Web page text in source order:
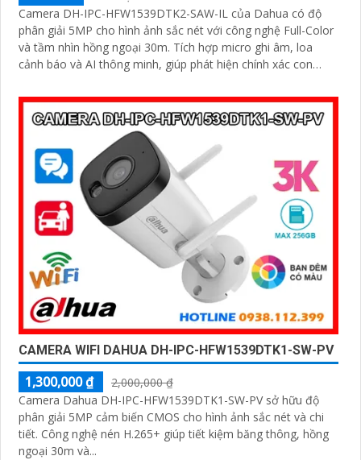
Camera DH-IPC-HFW1539DTK2-SAW-IL của Dahua có độ
phân giải 5MP cho hình ảnh sắc nét với công nghệ Full-Color
và tầm nhìn hồng ngoại 30m. Tích hợp micro ghi âm, loa
cảnh báo và AI thông minh, giúp phát hiện chính xác con
CAMERA WIFI DAHUA DH-IPC-HFW1539DTK1-SW-PV
1,300,000 ₫
2,000,000 ₫
Camera Dahua DH-IPC-HFW1539DTK1-SW-PV sở hữu độ
phân giải 5MP cảm biến CMOS cho hình ảnh sắc nét và chi
tiết. Công nghệ nén H.265+ giúp tiết kiệm băng thông, hồng
ngoại 30m và...